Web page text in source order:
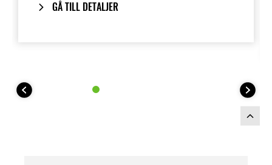
GÅ TILL DETALJER